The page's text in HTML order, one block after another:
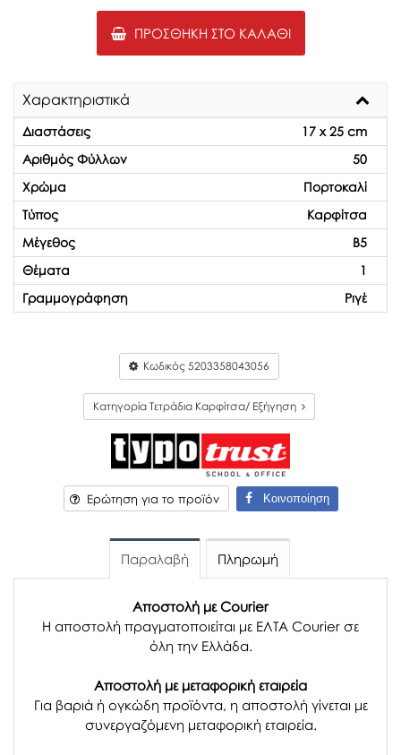
ΠΡΟΣΘΉΚΗ ΣΤΟ ΚΑΛΆΘΙ
Χαρακτηριστικά
Διαστάσεις
17 x 25 cm
Αριθμός Φύλλων
50
Χρώμα
Πορτοκαλί
Τύπος
Καρφίτσα
Μέγεθος
Β5
Θέματα
1
Γραμμογράφηση
Ριγέ
Κωδικός 5203358043056
Κατηγορία Τετράδια Καρφίτσα/ Εξήγηση
Ερώτηση για το προϊόν Κοινοποίηση
Παραλαβή Πληρωμή
Αποστολή με Courier
Η αποστολή πραγματοποιείται με ΕΛΤΑ Courier σε
όλη την Ελλάδα.
Αποστολή με μεταφορική εταιρεία
Για βαριά ή ογκώδη προϊόντα, η αποστολή γίνεται με
συνεργαζόμενη μεταφορική εταιρεία.